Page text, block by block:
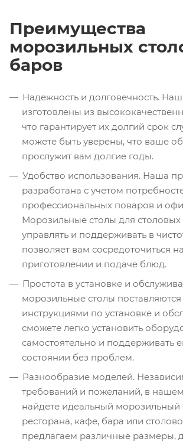
Преимущества
морозильных
баров
Надежность и долговечность.
изготовлены из
что гарантирует их долгий срок
можете быть уверены, что ваше
прослужит вам долгие годы.
Удобство использования. Наша
разработана с учетом
профессиональных поваров и
Морозильные столы для столовых
управлять и поддерживать в
позволяет вам сосредоточиться на
приготовлении и подаче блюд.
Простота в установке и
морозильные столы
инструкциями по установке и
сможете легко установить
самостоятельно и поддерживать
состоянии без проблем.
Разнообразие моделей.
требований и пожеланий, в
найдете идеальный морозильный
ресторана, кафе, бара или
предлагаем различные размеры,